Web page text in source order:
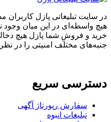
در سایت تبلیغاتی پازل کاربران
هیچ واسطه‌ای در این میان وجود
خرید و فروشِ شما پازل هیچ
جنبه‌های مختلف امنیتی را در نظر
دسترسی سریع
سفارش رپورتاژ آگهی
تبلیغات انبوه